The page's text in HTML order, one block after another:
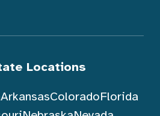
Locations
ArkansasColoradoFlorida